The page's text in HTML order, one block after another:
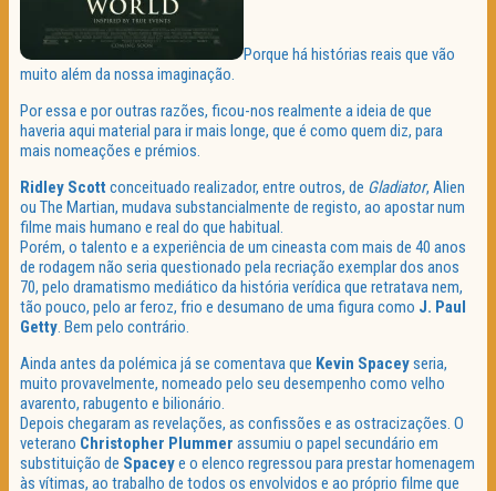
Porque há histórias reais que vão
muito além da nossa imaginação.
Por essa e por outras razões, ficou-nos realmente a ideia de que
haveria aqui material para ir mais longe, que é como quem diz, para
mais nomeações e prémios.
Ridley Scottconceituado realizador, entre outros, de Gladiator, Alien
ou The Martian, mudava substancialmente de registo, ao apostar num
filme mais humano e real do que habitual.
Porém, o talento e a experiência de um cineasta com mais de 40 anos
de rodagem não seria questionado pela recriação exemplar dos anos
70, pelo dramatismo mediático da história verídica que retratava nem,
tão pouco, pelo ar feroz, frio e desumano de uma figura como J. Paul
Getty. Bem pelo contrário.
Ainda antes da polémica já se comentava que Kevin Spaceyseria,
muito provavelmente, nomeado pelo seu desempenho como velho
avarento, rabugento e bilionário.
Depois chegaram as revelações, as confissões e as ostracizações. O
veterano Christopher Plummer assumiu o papel secundário em
substituição de Spaceye o elenco regressou para prestar homenagem
às vítimas, ao trabalho de todos os envolvidos e ao próprio filme que